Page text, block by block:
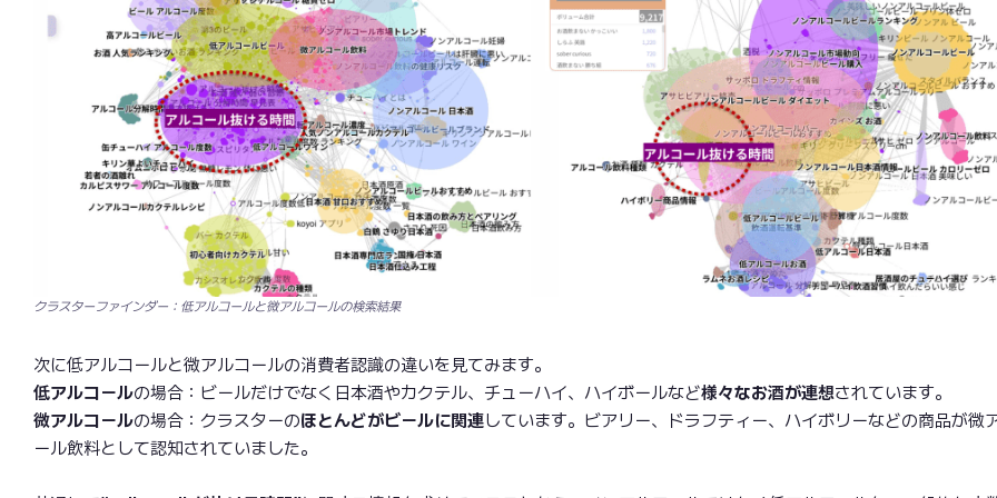
クラスターファインダー：低アルコールと微アルコールの検索結果
次に低アルコールと微アルコールの消費者認識の違いを見てみます。
低アルコールの場合：ビールだけでなく日本酒やカクテル、チューハイ、ハイボールなど様々なお酒が連想されています。
微アルコールの場合：クラスターのほとんどがビールに関連しています。ビアリー、ドラフティー、ハイボリーなどの商品が微
ール飲料として認知されていました。